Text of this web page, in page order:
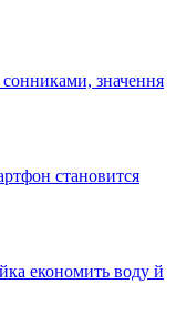
сонниками, значення
становится
економить воду й